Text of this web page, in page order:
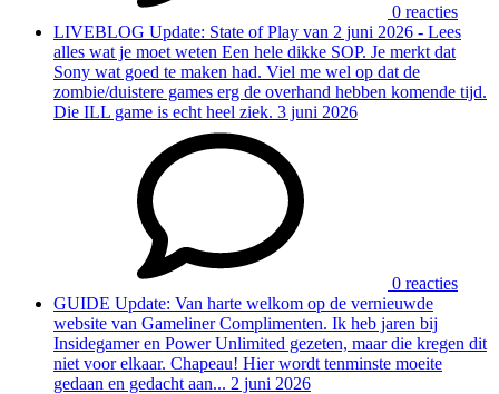
0 reacties
LIVEBLOG Update: State of Play van 2 juni 2026 - Lees
alles wat je moet weten Een hele dikke SOP. Je merkt dat
Sony wat goed te maken had. Viel me wel op dat de
zombie/duistere games erg de overhand hebben komende tijd.
Die ILL game is echt heel ziek. 3 juni 2026
0 reacties
GUIDE Update: Van harte welkom op de vernieuwde
website van Gameliner Complimenten. Ik heb jaren bij
Insidegamer en Power Unlimited gezeten, maar die kregen dit
niet voor elkaar. Chapeau! Hier wordt tenminste moeite
gedaan en gedacht aan... 2 juni 2026